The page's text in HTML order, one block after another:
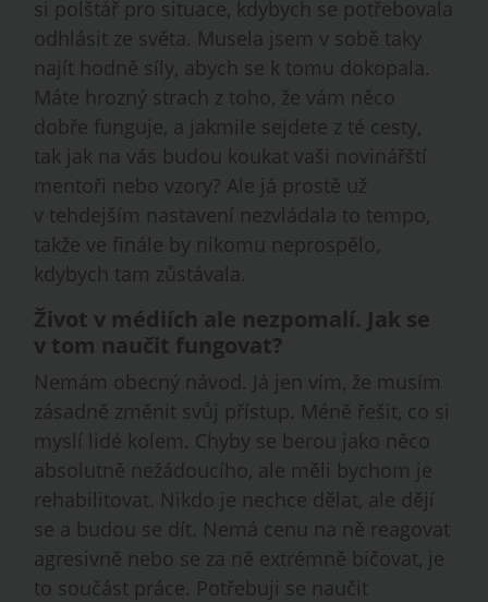
si polštář pro situace, kdybych se potřebovala
odhlásit ze světa. Musela jsem v sobě taky
najít hodně síly, abych se k tomu dokopala.
Máte hrozný strach z toho, že vám něco
dobře funguje, a jakmile sejdete z té cesty,
tak jak na vás budou koukat vaši novinářští
mentoři nebo vzory? Ale já prostě už
v tehdejším nastavení nezvládala to tempo,
takže ve finále by nikomu neprospělo,
kdybych tam zůstávala.
Život v médiích ale nezpomalí. Jak se
v tom naučit fungovat?
Nemám obecný návod. Já jen vím, že musím
zásadně změnit svůj přístup. Méně řešit, co si
myslí lidé kolem. Chyby se berou jako něco
absolutně nežádoucího, ale měli bychom je
rehabilitovat. Nikdo je nechce dělat, ale dějí
se a budou se dít. Nemá cenu na ně reagovat
agresivně nebo se za ně extrémně bičovat, je
to součást práce. Potřebuji se naučit